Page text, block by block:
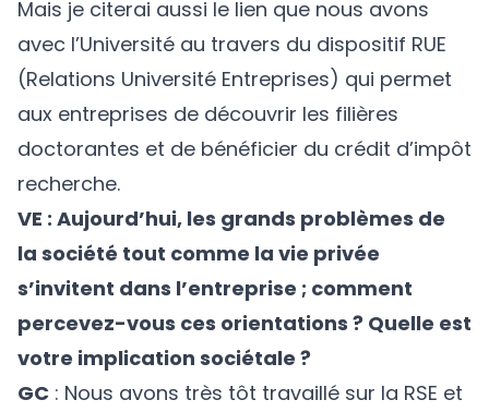
Mais je citerai aussi le lien que nous avons
avec l’Université au travers du dispositif RUE
(Relations Université Entreprises) qui permet
aux entreprises de découvrir les filières
doctorantes et de bénéficier du crédit d’impôt
recherche.
VE : Aujourd’hui, les grands problèmes de
la société tout comme la vie privée
s’invitent dans l’entreprise ; comment
percevez-vous ces orientations ? Quelle est
votre implication sociétale ?
GC : Nous avons très tôt travaillé sur la RSE et